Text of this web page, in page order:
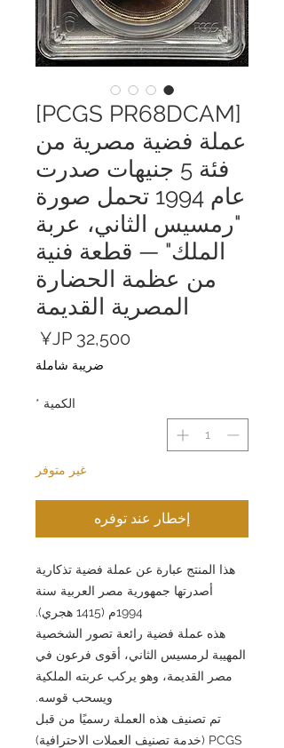
[PCGS PR68DCAM]
عملة فضية مصرية من
فئة 5 جنيهات صدرت
عام 1994 تحمل صورة
"رمسيس الثاني، عربة
الملك" — قطعة فنية
من عظمة الحضارة
المصرية القديمة
ضريبة شاملة
الكمية *
غير متوفر
إخطار عند توفره
هذا المنتج عبارة عن عملة فضية تذكارية
أصدرتها جمهورية مصر العربية سنة
1994م (1415 هجري).
هذه عملة فضية رائعة تصور الشخصية
المهيبة لرمسيس الثاني، أقوى فرعون في
مصر القديمة، وهو يركب عربته الملكية
ويسحب قوسه.
تم تصنيف هذه العملة رسميًا من قبل
PCGS (خدمة تصنيف العملات الاحترافية)